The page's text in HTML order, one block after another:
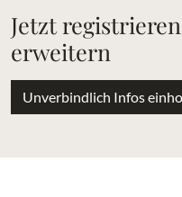
Jetzt
erweitern
Unverbindlich Infos